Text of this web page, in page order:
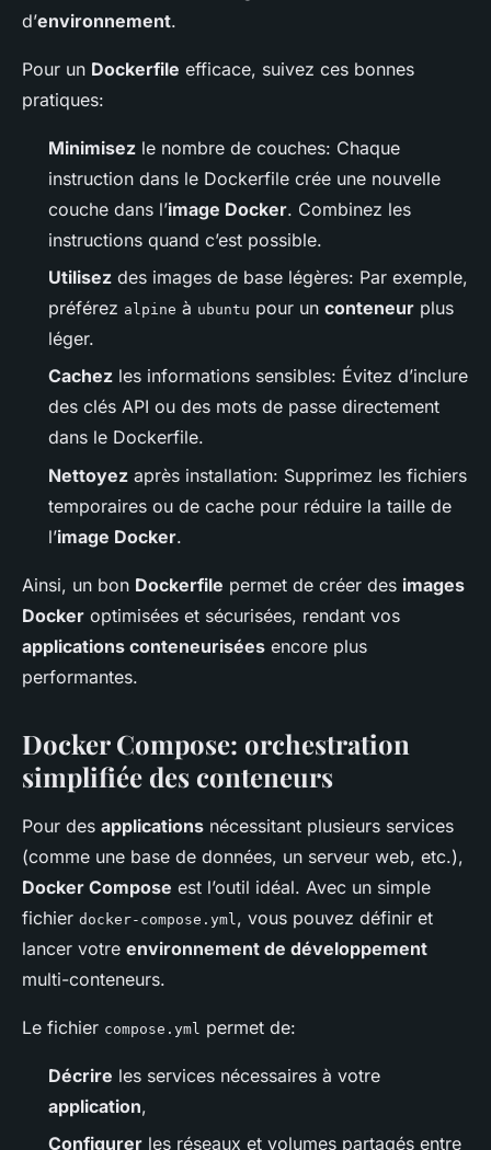
d’environnement.
Pour un Dockerfile efficace, suivez ces bonnes
pratiques:
Minimisez le nombre de couches: Chaque
instruction dans le Dockerfile crée une nouvelle
couche dans l’image Docker. Combinez les
instructions quand c’est possible.
Utilisez des images de base légères: Par exemple,
préférez alpine à ubuntu pour un conteneur plus
léger.
Cachez les informations sensibles: Évitez d’inclure
des clés API ou des mots de passe directement
dans le Dockerfile.
Nettoyez après installation: Supprimez les fichiers
temporaires ou de cache pour réduire la taille de
l’image Docker.
Ainsi, un bon Dockerfile permet de créer des images
Docker optimisées et sécurisées, rendant vos
applications conteneurisées encore plus
performantes.
Docker Compose: orchestration
simplifiée des conteneurs
Pour des applications nécessitant plusieurs services
(comme une base de données, un serveur web, etc.),
Docker Compose est l’outil idéal. Avec un simple
fichier docker-compose.yml , vous pouvez définir et
lancer votre environnement de développement
multi-conteneurs.
Le fichier compose.yml permet de:
Décrire les services nécessaires à votre
application,
Configurer les réseaux et volumes partagés entre